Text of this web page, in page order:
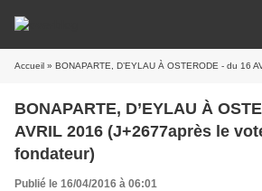
Accueil » BONAPARTE, D’EYLAU À OSTERODE - du 16 AVRIL 2016
BONAPARTE, D’EYLAU À
AVRIL 2016 (J+2677après le
fondateur)
Publié le 16/04/2016 à 06:01